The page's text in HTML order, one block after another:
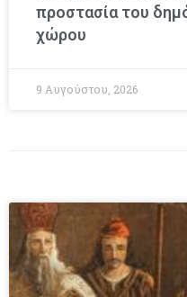
προστασία του
χώρου
9 Αυγούστου, 2026